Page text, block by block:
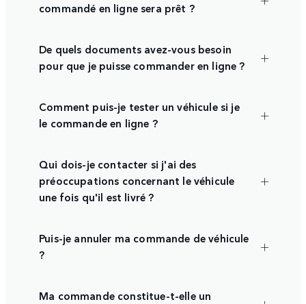
commandé en ligne sera prêt ?
De quels documents avez-vous besoin
pour que je puisse commander en ligne ?
Comment puis-je tester un véhicule si je
le commande en ligne ?
Qui dois-je contacter si j'ai des
préoccupations concernant le véhicule
une fois qu'il est livré ?
Puis-je annuler ma commande de véhicule
?
Ma commande constitue-t-elle un